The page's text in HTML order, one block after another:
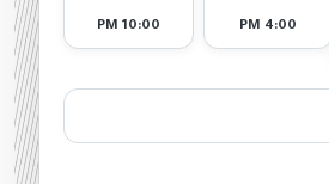
4:00 PM
10:00 PM